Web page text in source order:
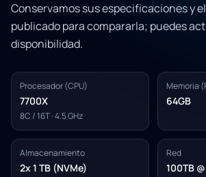
Conservamos sus especificaciones y
publicado para compararla; puedes
disponibilidad.
Procesador (CPU)
7700X
8C / 16T · 4.5 GHz
Memoria
64GB
Almacenamiento
2x 1 TB (NVMe)
Red
100TB